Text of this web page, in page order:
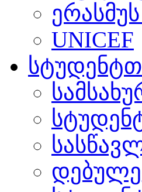
UNICEF